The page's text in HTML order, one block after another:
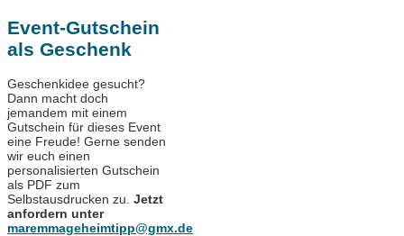
Event-Gutschein
als Geschenk
Geschenkidee gesucht?
Dann macht doch
jemandem mit einem
Gutschein für dieses Event
eine Freude! Gerne senden
wir euch einen
personalisierten Gutschein
als PDF zum
Selbstausdrucken zu. Jetzt
anfordern unter
maremmageheimtipp@gmx.de